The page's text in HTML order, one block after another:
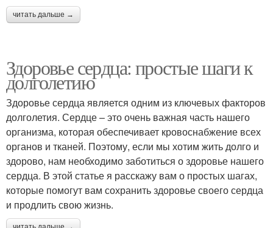
читать дальше →
Здоровье сердца: простые шаги к
долголетию
Здоровье сердца является одним из ключевых факторов
долголетия. Сердце – это очень важная часть нашего
организма, которая обеспечивает кровоснабжение всех
органов и тканей. Поэтому, если мы хотим жить долго и
здорово, нам необходимо заботиться о здоровье нашего
сердца. В этой статье я расскажу вам о простых шагах,
которые помогут вам сохранить здоровье своего сердца
и продлить свою жизнь.